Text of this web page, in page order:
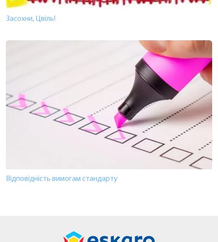
Засохни, Цвіль!
Відповідність вимогам стандарту